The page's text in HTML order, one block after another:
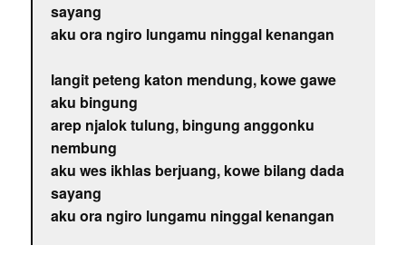
sayang
aku ora ngiro lungamu ninggal kenangan
langit peteng katon mendung, kowe gawe
aku bingung
arep njalok tulung, bingung anggonku
nembung
aku wes ikhlas berjuang, kowe bilang dada
sayang
aku ora ngiro lungamu ninggal kenangan